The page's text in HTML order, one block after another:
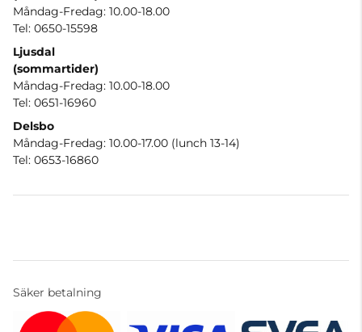
Måndag-Fredag: 10.00-18.00
Tel: 0650-15598
Ljusdal
(sommartider)
Måndag-Fredag: 10.00-18.00
Tel: 0651-16960
Delsbo
Måndag-Fredag: 10.00-17.00 (lunch 13-14)
Tel: 0653-16860
Säker betalning